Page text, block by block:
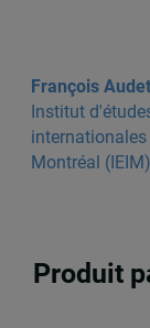
François Audet
Institut
internationales
Montréal (IEIM)
Produit